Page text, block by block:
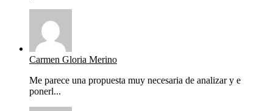
Carmen Gloria Merino
Me parece una propuesta muy necesaria de analizar y e
ponerl...